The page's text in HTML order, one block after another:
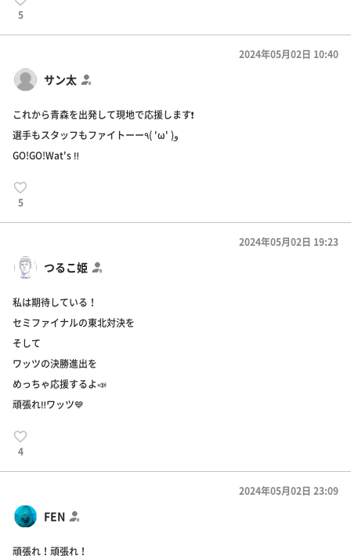
5
サン太
2024年05月02日 10:40
これから青森を出発して現地で応援します❗️
選手もスタッフもファイトーー٩( 'ω' )و
GO!GO!Wat's ‼️
5
つるこ姫
2024年05月02日 19:23
私は期待している！
セミファイナルの東北対決を
そして
ワッツの決勝進出を
めっちゃ応援するよ📣
頑張れ‼️ワッツ💙
4
FEN
2024年05月02日 23:09
頑張れ！頑張れ！